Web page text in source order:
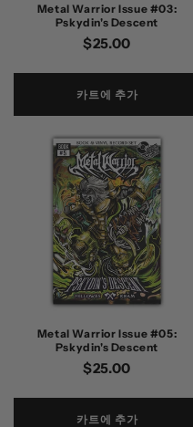
Metal Warrior Issue #03:
Pskydin's Descent
정
$25.00
카트에 추가
Metal Warrior Issue #05:
Pskydin's Descent
정
$25.00
카트에 추가